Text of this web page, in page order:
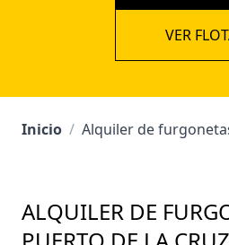
VER
Inicio / Alquiler de
ALQUILER DE